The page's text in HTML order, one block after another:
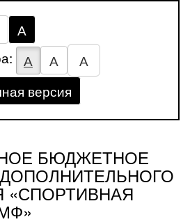
А
А А
А
версия
БЮДЖЕТНОЕ
«СПОРТИВНАЯ